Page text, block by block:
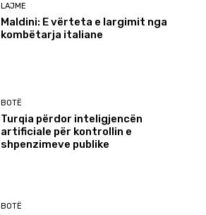
LAJME
Maldini: E vërteta e largimit nga
kombëtarja italiane
BOTË
Turqia përdor inteligjencën
artificiale për kontrollin e
shpenzimeve publike
BOTË